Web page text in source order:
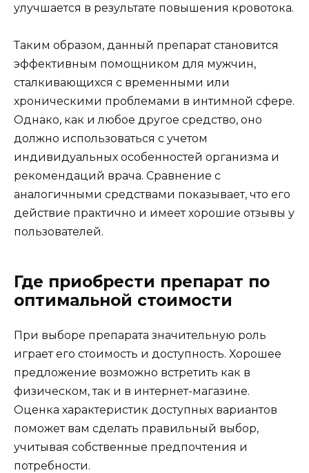
улучшается в результате повышения кровотока.
Таким образом, данный препарат становится
эффективным помощником для мужчин,
сталкивающихся с временными или
хроническими проблемами в интимной сфере.
Однако, как и любое другое средство, оно
должно использоваться с учетом
индивидуальных особенностей организма и
рекомендаций врача. Сравнение с
аналогичными средствами показывает, что его
действие практично и имеет хорошие отзывы у
пользователей.
Где приобрести препарат по
оптимальной стоимости
При выборе препарата значительную роль
играет его стоимость и доступность. Хорошее
предложение возможно встретить как в
физическом, так и в интернет-магазине.
Оценка характеристик доступных вариантов
поможет вам сделать правильный выбор,
учитывая собственные предпочтения и
потребности.